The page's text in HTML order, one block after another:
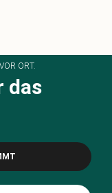
ORT.
das